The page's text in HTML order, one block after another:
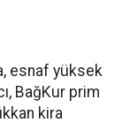
esnaf yüksek
BağKur prim
kira